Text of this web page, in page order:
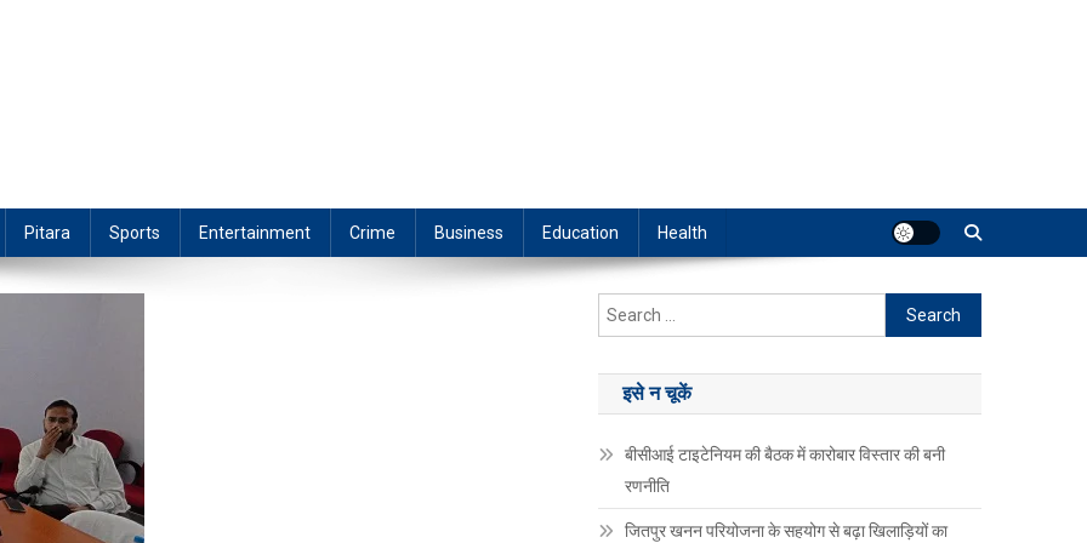
Pitara Sports Entertainment Crime Business Education Health
Search
for:
इसे न चूकें
बीसीआई टाइटेनियम की बैठक में कारोबार विस्तार की बनी
रणनीति
जितपुर खनन परियोजना के सहयोग से बढ़ा खिलाड़ियों का